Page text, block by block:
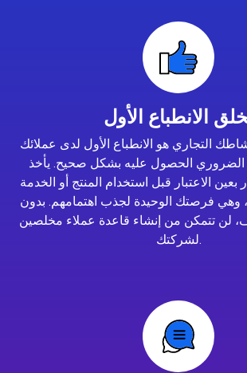
الانطباع الأول
التجاري هو الانطباع الأول لدى عملائك
الضروري الحصول عليه بشكل صحيح. يأخذ
الاعتبار قبل استخدام المنتج أو الخدمة
وهي فرصتك الوحيدة لجذب اهتمامهم. بدون
لن تتمكن من إنشاء قاعدة عملاء مخلصين
لشركتك.